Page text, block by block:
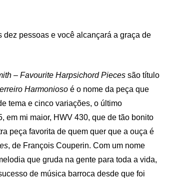
dez pessoas e você alcançará a graça de
– Favourite Harpsichord Pieces são título
Harmonioso é o nome da peça que
tema e cinco variações, o último
em mi maior, HWV 430, que de tão bonito
peça favorita de quem quer que a ouça é
, de François Couperin. Com um nome
que gruda na gente para toda a vida,
de música barroca desde que foi